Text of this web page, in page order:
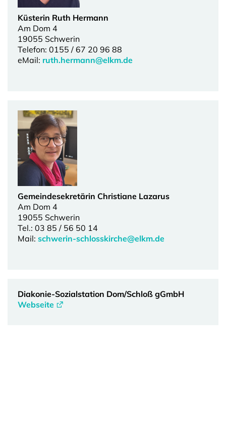
Küsterin Ruth Hermann
Am Dom 4
19055 Schwerin
Telefon: 0155 / 67 20 96 88
eMail: ruth.hermann@elkm.de
Gemeindesekretärin Christiane Lazarus
Am Dom 4
19055 Schwerin
Tel.: 03 85 / 56 50 14
Mail: schwerin-schlosskirche@elkm.de
Diakonie-Sozialstation Dom/Schloß gGmbH
Webseite